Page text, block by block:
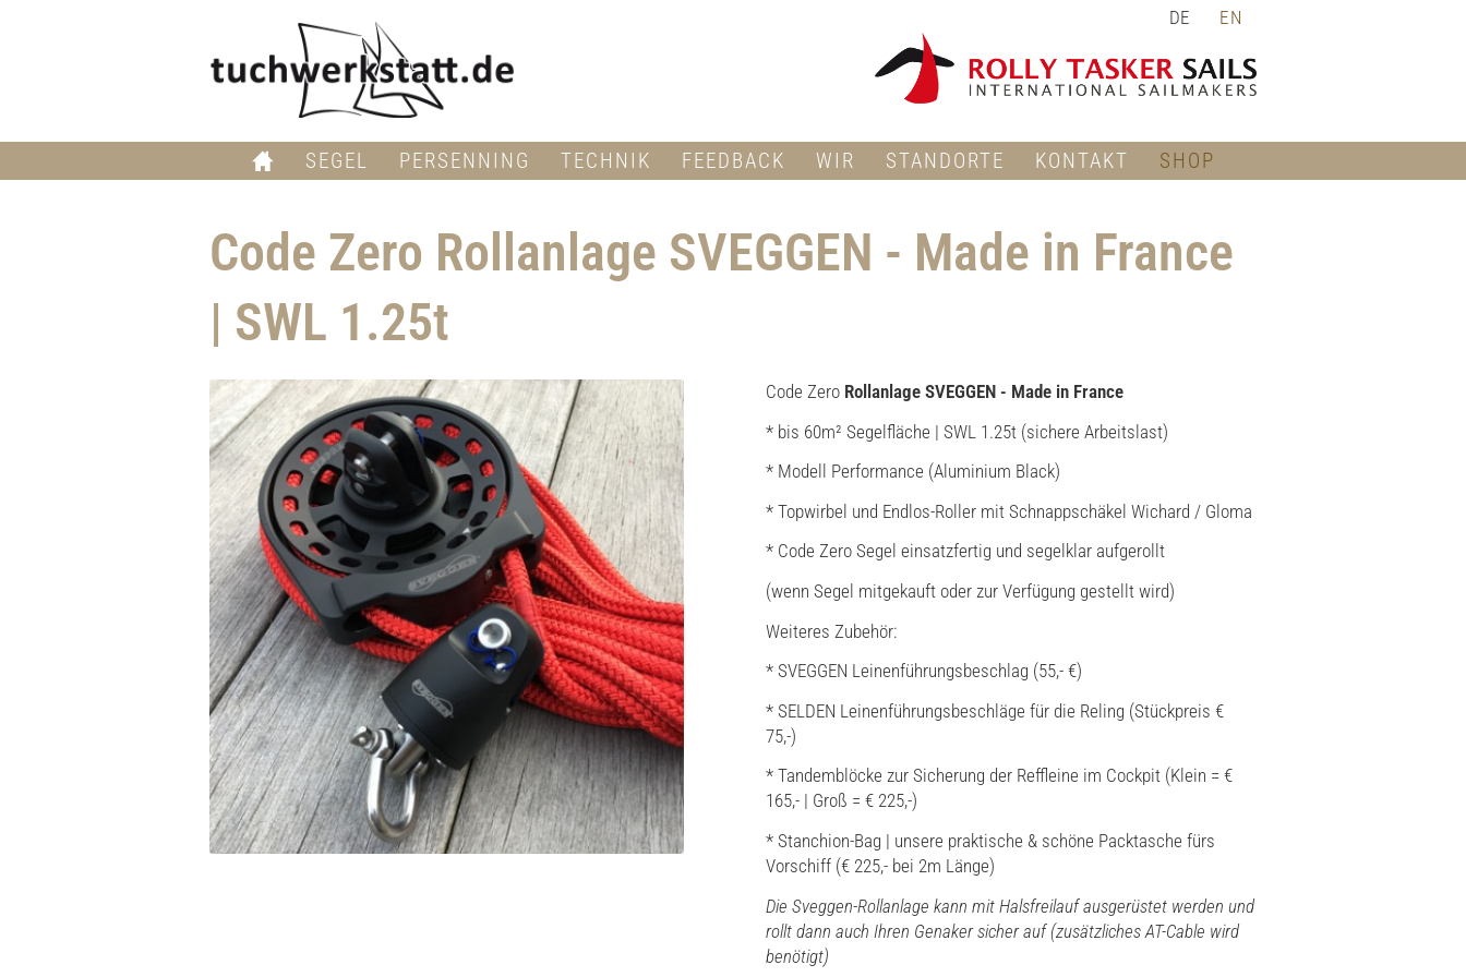
DE EN
SEGEL PERSENNING TECHNIK FEEDBACK WIR STANDORTE KONTAKT SHOP
Code Zero Rollanlage SVEGGEN - Made in France
| SWL 1.25t
Code Zero Rollanlage SVEGGEN - Made in France
* bis 60m² Segelfläche | SWL 1.25t (sichere Arbeitslast)
* Modell Performance (Aluminium Black)
* Topwirbel und Endlos-Roller mit Schnappschäkel Wichard / Gloma
* Code Zero Segel einsatzfertig und segelklar aufgerollt
(wenn Segel mitgekauft oder zur Verfügung gestellt wird)
Weiteres Zubehör:
* SVEGGEN Leinenführungsbeschlag (55,- €)
* SELDEN Leinenführungsbeschläge für die Reling (Stückpreis €
75,-)
* Tandemblöcke zur Sicherung der Reffleine im Cockpit (Klein = €
165,- | Groß = € 225,-)
* Stanchion-Bag | unsere praktische & schöne Packtasche fürs
Vorschiff (€ 225,- bei 2m Länge)
Die Sveggen-Rollanlage kann mit Halsfreilauf ausgerüstet werden und
rollt dann auch Ihren Genaker sicher auf (zusätzliches AT-Cable wird
benötigt)